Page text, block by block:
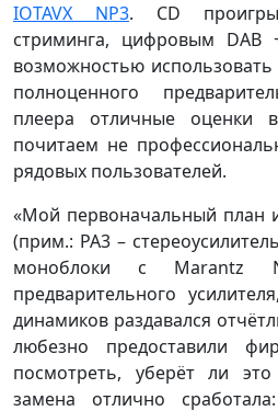
IOTAVX NP3. CD
стриминга, цифровым
возможностью использовать
полноценного
плеера отличные оценки
почитаем не
рядовых пользователей.
«Мой первоначальный план
(прим.: PA3 –
моноблоки с Marantz
предварительного
динамиков раздавался
любезно предоставили
посмотреть, уберёт ли
замена отлично